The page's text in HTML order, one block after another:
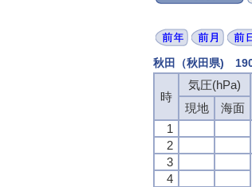
秋田（秋田県)
時
気圧(hPa)
現地 海面
1
2
3
4